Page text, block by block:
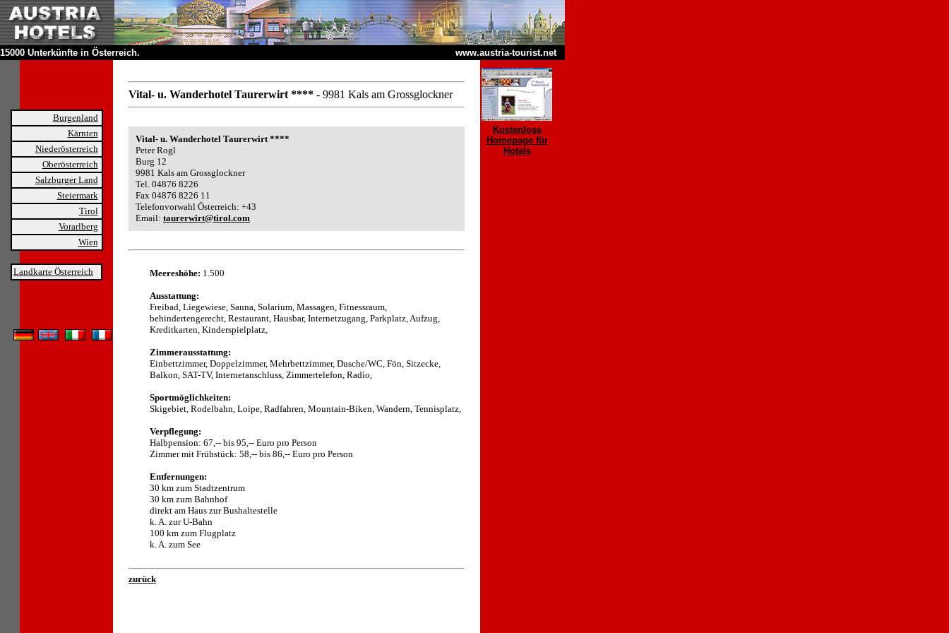
15000 Unterkünfte in Österreich. www.austria-tourist.net
Burgenland
Kärnten
Niederösterreich
Oberösterreich
Salzburger Land
Steiermark
Tirol
Vorarlberg
Wien
Landkarte Österreich
Vital- u. Wanderhotel Taurerwirt **** - 9981 Kals am Grossglockner
Vital- u. Wanderhotel Taurerwirt ****
Peter Rogl
Burg 12
9981 Kals am Grossglockner
Tel. 04876 8226
Fax 04876 8226 11
Telefonvorwahl Österreich: +43
Email: taurerwirt@tirol.com
Meereshöhe: 1.500
Ausstattung:
Freibad, Liegewiese, Sauna, Solarium, Massagen, Fitnessraum,
behindertengerecht, Restaurant, Hausbar, Internetzugang, Parkplatz, Aufzug,
Kreditkarten, Kinderspielplatz,
Zimmerausstattung:
Einbettzimmer, Doppelzimmer, Mehrbettzimmer, Dusche/WC, Fön, Sitzecke,
Balkon, SAT-TV, Internetanschluss, Zimmertelefon, Radio,
Sportmöglichkeiten:
Skigebiet, Rodelbahn, Loipe, Radfahren, Mountain-Biken, Wandern, Tennisplatz,
Verpflegung:
Halbpension: 67,-- bis 95,-- Euro pro Person
Zimmer mit Frühstück: 58,-- bis 86,-- Euro pro Person
Entfernungen:
30 km zum Stadtzentrum
30 km zum Bahnhof
direkt am Haus zur Bushaltestelle
k. A. zur U-Bahn
100 km zum Flugplatz
k. A. zum See
zurück
Kostenlose
Homepage für
Hotels